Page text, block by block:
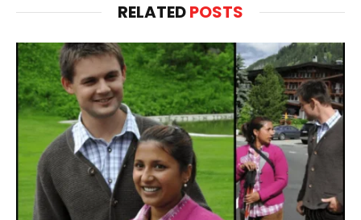
RELATEDPOSTS